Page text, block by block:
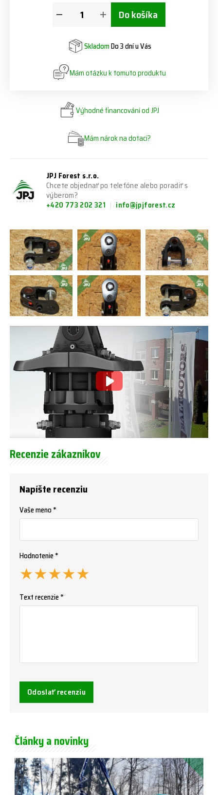
Do košíka
SkladomDo 3 dní u Vás
Mám otázku k tomuto produktu
Výhodné financování od JPJ
Mám nárok na dotaci?
JPJ Forest s.r.o.
Chcete objednať po telefóne alebo poradiť s
výberom?
+420 773 202 321
info@jpjforest.cz
Recenzie zákazníkov
Napíšte recenziu
Vaše meno *
Hodnotenie *
★
★
★
★
★
Text recenzie *
Odoslať recenziu
Články a novinky